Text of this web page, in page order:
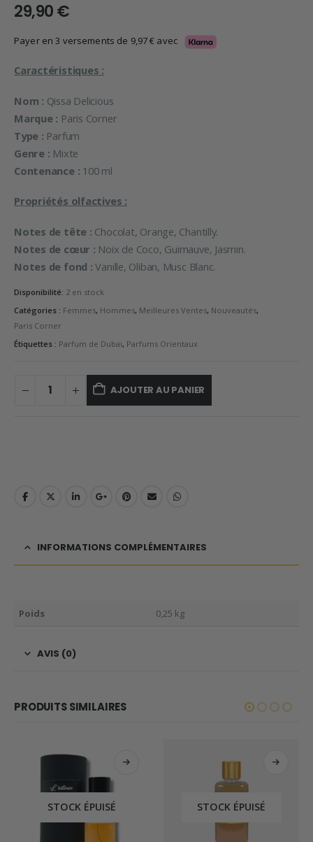
29,90€
Payer en 3 versements de 9,97€ avec
Caractéristiques :
Nom : Qissa Delicious
Marque : Paris Corner
Type : Parfum
Genre : Mixte
Contenance : 100 ml
Propriétés olfactives :
Notes de tête : Chocolat, Orange, Chantilly.
Notes de cœur : Noix de Coco, Guimauve, Jasmin.
Notes de fond : Vanille, Oliban, Musc Blanc.
Disponibilité: 2 en stock
Catégories : Femmes, Hommes, Meilleures Ventes, Nouveautés,
Paris Corner
Étiquettes : Parfum de Dubai, Parfums Orientaux
AJOUTER AU PANIER
INFORMATIONS COMPLÉMENTAIRES
Poids 0,25 kg
AVIS (0)
PRODUITS SIMILAIRES
STOCK ÉPUISÉ STOCK ÉPUISÉ